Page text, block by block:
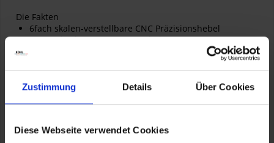
Zustimmung Details Über Cookies
Diese Webseite verwendet Cookies
Die Fakten
6fach skalen-verstellbare CNC Präzisionshebel
extrem leicht, ca. 60 g pro Hebel
hightech Aluminium nach Luftfahrtnorm EN 2017
excellentes Griffgefühl
beste Dosierbarkeit
Lieferung im Set (2 Stück)